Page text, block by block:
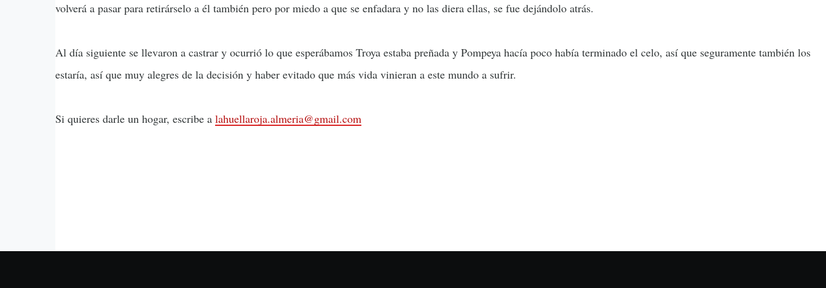
volverá a pasar para retirárselo a él también pero por miedo a que se enfadara y no las diera ellas, se fue dejándolo atrás.
Al día siguiente se llevaron a castrar y ocurrió lo que esperábamos Troya estaba preñada y Pompeya hacía poco había terminado el celo, así que seguramente también los
estaría, así que muy alegres de la decisión y haber evitado que más vida vinieran a este mundo a sufrir.
Si quieres darle un hogar, escribe a lahuellaroja.almeria@gmail.com